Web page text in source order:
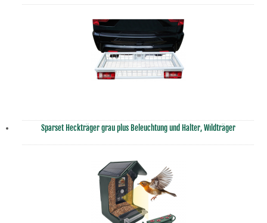
Sparset Heckträger grau plus Beleuchtung und Halter, Wildträger